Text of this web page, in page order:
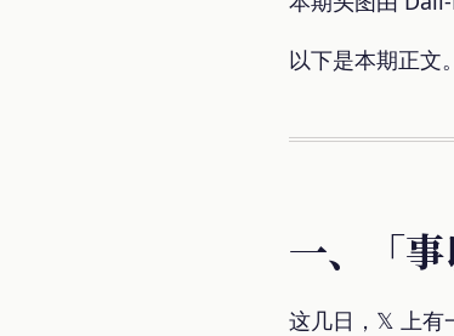
以下是本期正文。
一、「
这几日，𝕏 上有